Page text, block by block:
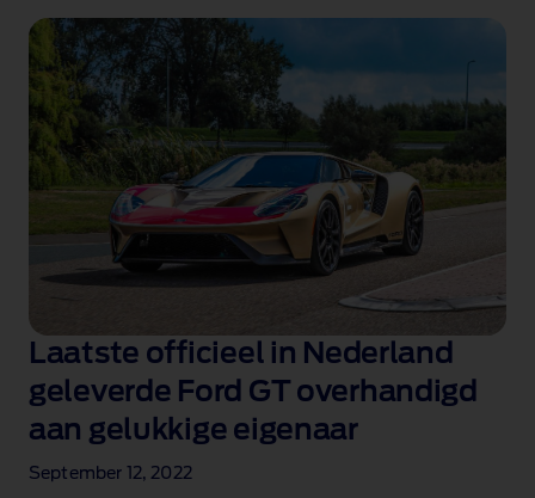
Laatste officieel in Nederland
geleverde Ford GT overhandigd
aan gelukkige eigenaar
September 12, 2022